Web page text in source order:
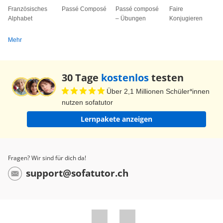
Französisches
Alphabet
Passé Composé
Passé composé
– Übungen
Faire
Konjugieren
Mehr
30 Tage kostenlostesten
Über 2,1 Millionen Schüler*innen
nutzen sofatutor
Lernpakete anzeigen
Fragen? Wir sind für dich da!
support@sofatutor.ch